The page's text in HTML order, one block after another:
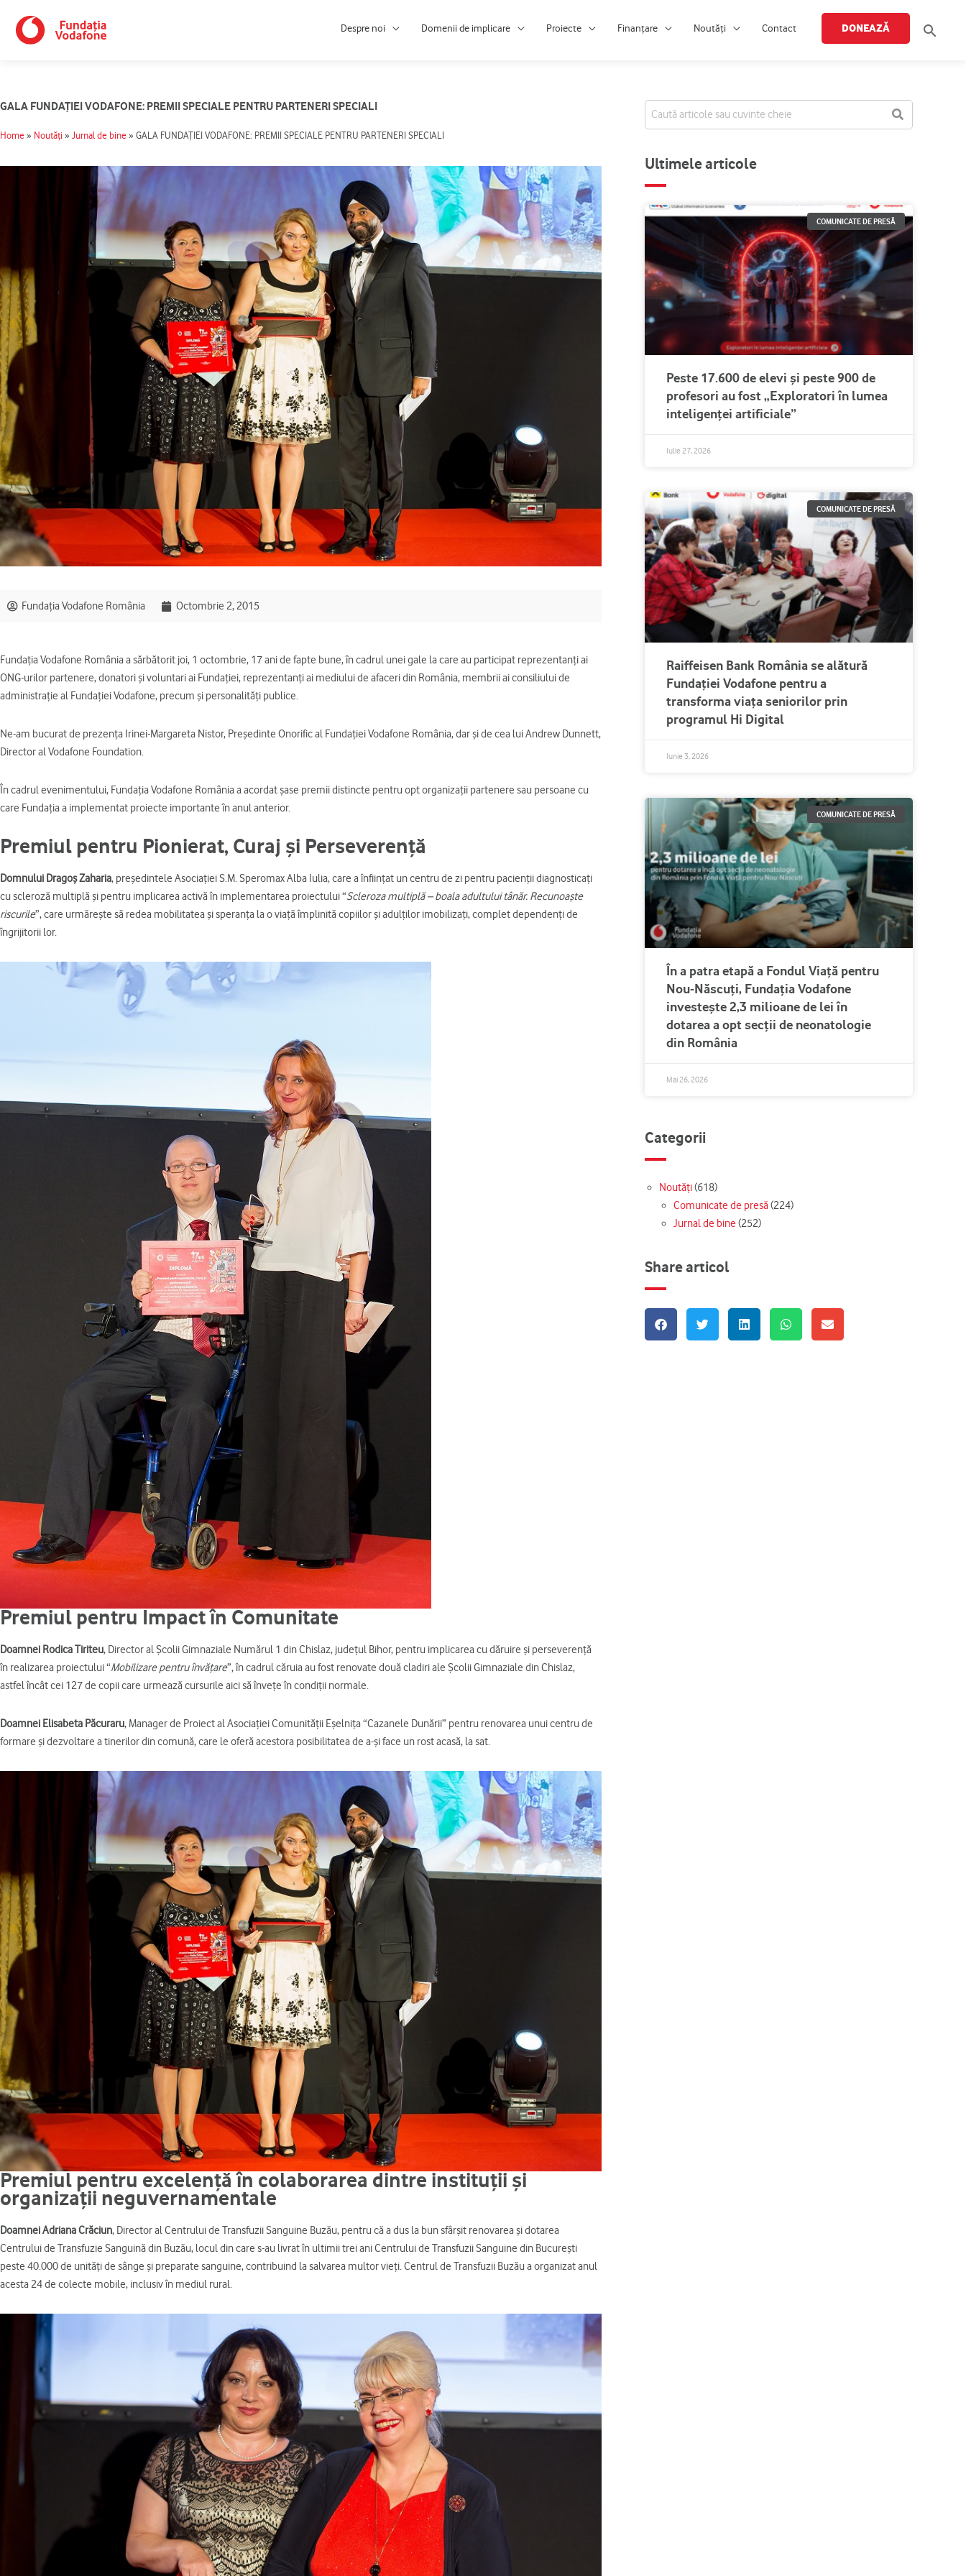
content
Despre noi Domenii de implicare Proiecte Finanțare Noutăți Contact DONEAZĂ
GALA FUNDAȚIEI VODAFONE: PREMII SPECIALE PENTRU PARTENERI SPECIALI
Home » Noutăți » Jurnal de bine » GALA FUNDAȚIEI VODAFONE: PREMII SPECIALE PENTRU PARTENERI SPECIALI
Fundația Vodafone România Octombrie 2, 2015
Fundația Vodafone România a sărbătorit joi, 1 octombrie, 17 ani de fapte bune, în cadrul unei gale la care au participat reprezentanți ai
ONG-urilor partenere, donatori și voluntari ai Fundației, reprezentanți ai mediului de afaceri din România, membrii ai consiliului de
administrație al Fundației Vodafone, precum și personalități publice.
Ne-am bucurat de prezența Irinei-Margareta Nistor, Președinte Onorific al Fundației Vodafone România, dar și de cea lui Andrew Dunnett,
Director al Vodafone Foundation.
În cadrul evenimentului, Fundația Vodafone România a acordat șase premii distincte pentru opt organizații partenere sau persoane cu
care Fundația a implementat proiecte importante în anul anterior.
Premiul pentru Pionierat, Curaj și Perseverență
Domnului Dragoș Zaharia, președintele Asociației S.M. Speromax Alba Iulia, care a înființat un centru de zi pentru pacienții diagnosticați
cu scleroză multiplă și pentru implicarea activă în implementarea proiectului “Scleroza multiplă – boala adultului tânăr. Recunoaște
riscurile”, care urmărește să redea mobilitatea și speranța la o viață împlinită copiilor și adulților imobilizați, complet dependenți de
îngrijitorii lor.
Premiul pentru Impact în Comunitate
Doamnei Rodica Tiriteu, Director al Școlii Gimnaziale Numărul 1 din Chislaz, județul Bihor, pentru implicarea cu dăruire și perseverență
în realizarea proiectului “Mobilizare pentru învățare”, în cadrul căruia au fost renovate două cladiri ale Școlii Gimnaziale din Chislaz,
astfel încât cei 127 de copii care urmează cursurile aici să învețe în condiții normale.
Doamnei Elisabeta Păcuraru, Manager de Proiect al Asociației Comunității Eșelnița “Cazanele Dunării” pentru renovarea unui centru de
formare și dezvoltare a tinerilor din comună, care le oferă acestora posibilitatea de a-și face un rost acasă, la sat.
Premiul pentru excelență în colaborarea dintre instituții și
organizații neguvernamentale
Doamnei Adriana Crăciun, Director al Centrului de Transfuzii Sanguine Buzău, pentru că a dus la bun sfârșit renovarea și dotarea
Centrului de Transfuzie Sanguină din Buzău, locul din care s-au livrat în ultimii trei ani Centrului de Transfuzii Sanguine din București
peste 40.000 de unități de sânge și preparate sanguine, contribuind la salvarea multor vieți. Centrul de Transfuzii Buzău a organizat anul
acesta 24 de colecte mobile, inclusiv în mediul rural.
Ultimele articole
COMUNICATE DE PRESĂ
Peste 17.600 de elevi și peste 900 de
profesori au fost „Exploratori în lumea
inteligenței artificiale”
Iulie 27, 2026
COMUNICATE DE PRESĂ
Raiffeisen Bank România se alătură
Fundației Vodafone pentru a
transforma viața seniorilor prin
programul Hi Digital
Iunie 3, 2026
COMUNICATE DE PRESĂ
În a patra etapă a Fondul Viață pentru
Nou-Născuți, Fundația Vodafone
investește 2,3 milioane de lei în
dotarea a opt secții de neonatologie
din România
Mai 26, 2026
Categorii
Noutăți(618)
Comunicate de presă(224)
Jurnal de bine (252)
Share articol